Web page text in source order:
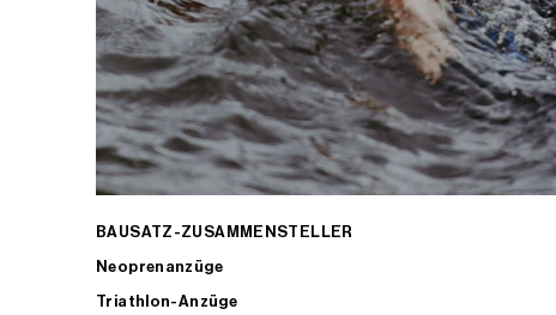
BAUSATZ-ZUSAMMENSTELLER
Neoprenanzüge
Triathlon-Anzüge